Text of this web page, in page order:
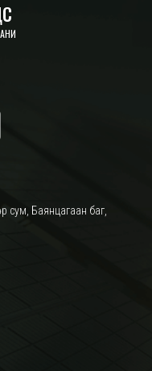
сум, Баянцагаан баг,